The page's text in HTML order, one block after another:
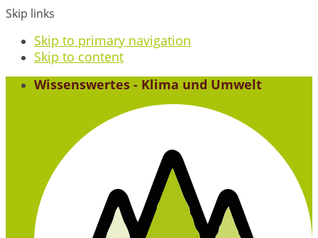
Skip links
Skip to primary navigation
Skip to content
Wissenswertes - Klima und Umwelt